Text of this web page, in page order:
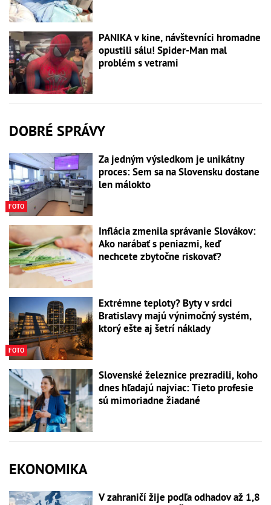
PANIKA v kine, návštevníci hromadne
opustili sálu! Spider-Man mal
problém s vetrami
DOBRÉ SPRÁVY
FOTO
Za jedným výsledkom je unikátny
proces: Sem sa na Slovensku dostane
len málokto
Inflácia zmenila správanie Slovákov:
Ako narábať s peniazmi, keď
nechcete zbytočne riskovať?
FOTO
Extrémne teploty? Byty v srdci
Bratislavy majú výnimočný systém,
ktorý ešte aj šetrí náklady
Slovenské železnice prezradili, koho
dnes hľadajú najviac: Tieto profesie
sú mimoriadne žiadané
EKONOMIKA
V zahraničí žije podľa odhadov až 1,8